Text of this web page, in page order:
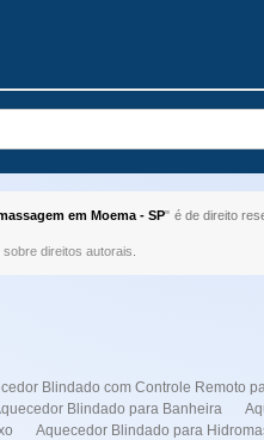
em Moema - SP" é de direito
sobre direitos autorais
Blindado com Controle Remoto
Blindado para Banheira
Aquecedor Blindado para